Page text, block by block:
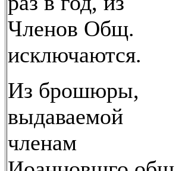
Членов Общ.
исключаются.
Из брошюры,
выдаваемой
членам